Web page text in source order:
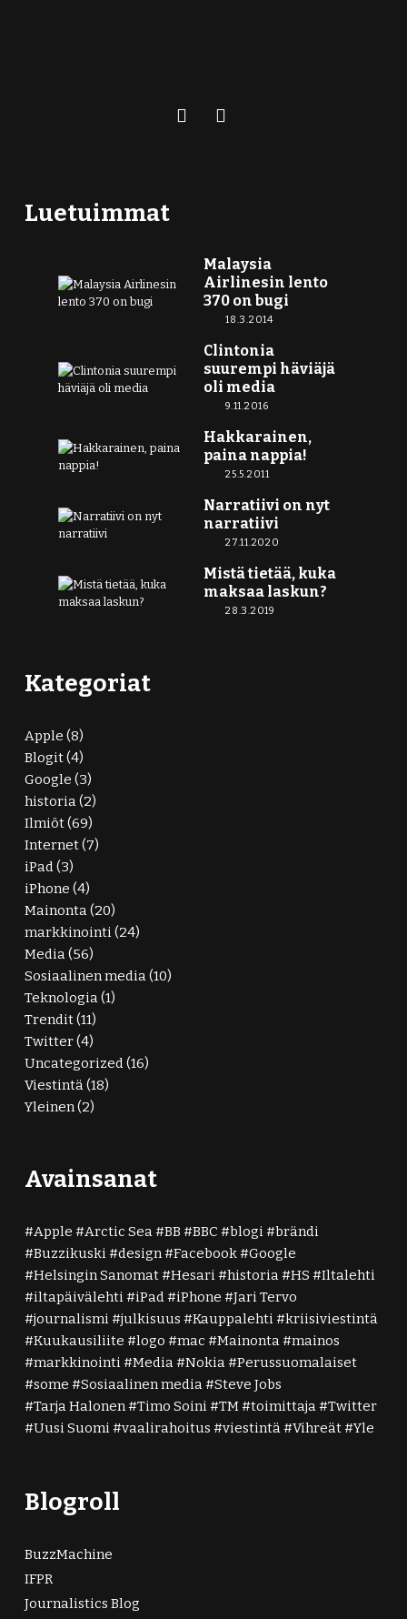
Luetuimmat
Malaysia
Airlinesin lento
370 on bugi
18.3.2014
Clintonia
suurempi häviäjä
oli media
9.11.2016
Hakkarainen,
paina nappia!
25.5.2011
Narratiivi on nyt
narratiivi
27.11.2020
Mistä tietää, kuka
maksaa laskun?
28.3.2019
Kategoriat
Apple (8)
Blogit(4)
Google (3)
historia(2)
Ilmiöt(69)
Internet(7)
iPad(3)
iPhone (4)
Mainonta(20)
markkinointi(24)
Media(56)
Sosiaalinen media(10)
Teknologia(1)
Trendit(11)
Twitter(4)
Uncategorized(16)
Viestintä(18)
Yleinen(2)
Avainsanat
Apple Arctic Sea BB BBC blogi
brändi
Buzzikuski
design Facebook
Google
Helsingin Sanomat
Hesari historia HS
Iltalehti
iltapäivälehti
iPad iPhone
Jari Tervo
journalismi
julkisuus Kauppalehti
kriisiviestintä
Kuukausiliite
logo mac Mainonta
mainos
markkinointi
Media Nokia
Perussuomalaiset
some
Sosiaalinen media
Steve Jobs
Tarja Halonen
Timo Soini TM toimittaja
Twitter
Uusi Suomi
vaalirahoitus viestintä Vihreät Yle
Blogroll
BuzzMachine
IFPR
Journalistics Blog